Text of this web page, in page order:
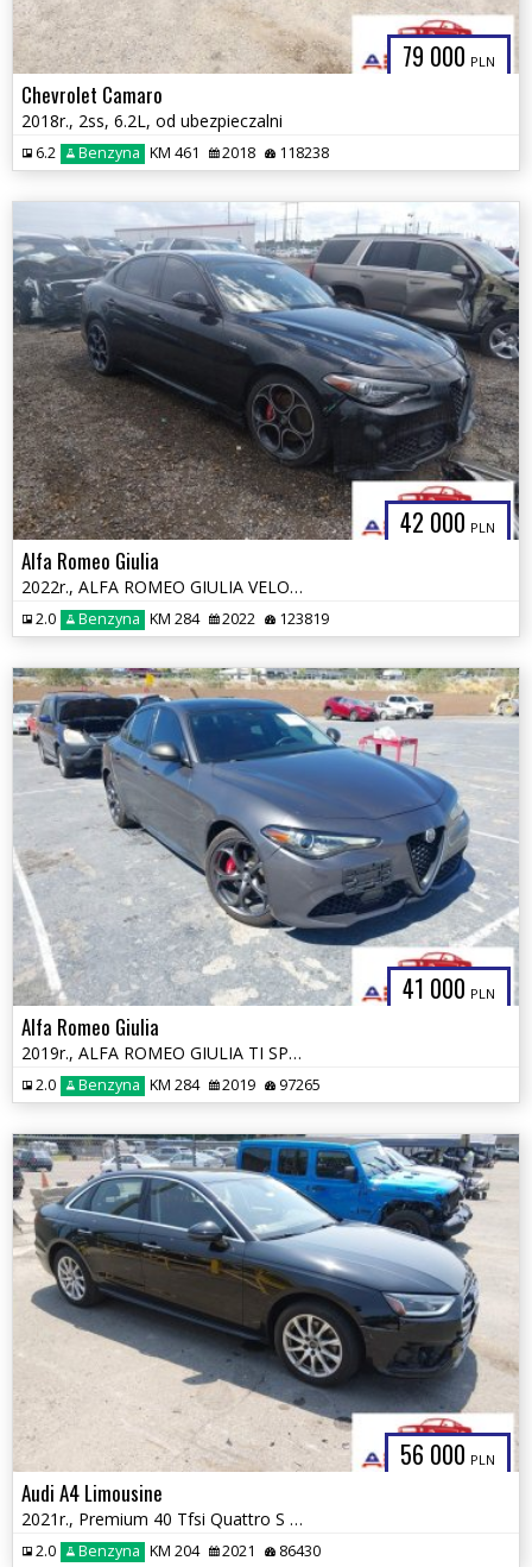
79 000 PLN
Chevrolet Camaro
2018r., 2ss, 6.2L, od ubezpieczalni
6.2 Benzyna KM 461 2018 118238
42 000 PLN
Alfa Romeo Giulia
2022r., ALFA ROMEO GIULIA VELOCE TI RWD, 2L, od ubezpieczalni
2.0 Benzyna KM 284 2022 123819
41 000 PLN
Alfa Romeo Giulia
2019r., ALFA ROMEO GIULIA TI SPORT AWD, 2L, od ubezpieczalni
2.0 Benzyna KM 284 2019 97265
56 000 PLN
Audi A4 Limousine
2021r., Premium 40 Tfsi Quattro S Tronic, 2L, od ubezpieczalni
2.0 Benzyna KM 204 2021 86430